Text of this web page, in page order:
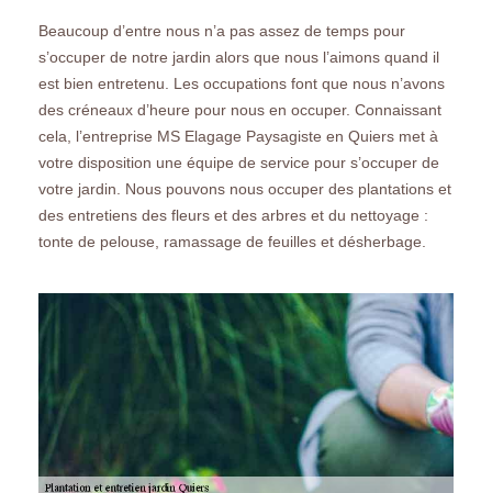
Beaucoup d’entre nous n’a pas assez de temps pour
s’occuper de notre jardin alors que nous l’aimons quand il
est bien entretenu. Les occupations font que nous n’avons
des créneaux d’heure pour nous en occuper. Connaissant
cela, l’entreprise MS Elagage Paysagiste en Quiers met à
votre disposition une équipe de service pour s’occuper de
votre jardin. Nous pouvons nous occuper des plantations et
des entretiens des fleurs et des arbres et du nettoyage :
tonte de pelouse, ramassage de feuilles et désherbage.